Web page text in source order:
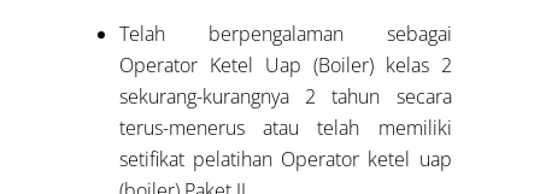
Telah berpengalaman sebagai
Operator Ketel Uap (Boiler) kelas 2
sekurang-kurangnya 2 tahun secara
terus-menerus atau telah memiliki
setifikat pelatihan Operator ketel uap